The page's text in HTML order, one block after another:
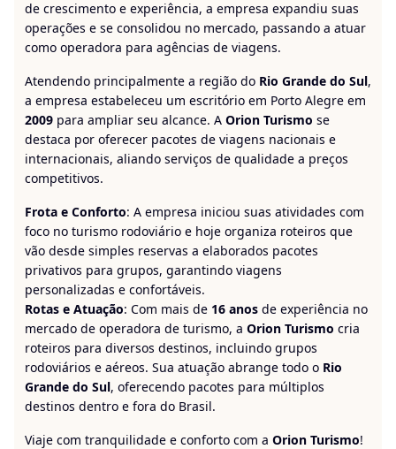
de crescimento e experiência, a empresa expandiu suas
operações e se consolidou no mercado, passando a atuar
como operadora para agências de viagens.
Atendendo principalmente a região do Rio Grande do Sul,
a empresa estabeleceu um escritório em Porto Alegre em
2009 para ampliar seu alcance. A Orion Turismo se
destaca por oferecer pacotes de viagens nacionais e
internacionais, aliando serviços de qualidade a preços
competitivos.
Frota e Conforto: A empresa iniciou suas atividades com
foco no turismo rodoviário e hoje organiza roteiros que
vão desde simples reservas a elaborados pacotes
privativos para grupos, garantindo viagens
personalizadas e confortáveis.
Rotas e Atuação: Com mais de 16 anos de experiência no
mercado de operadora de turismo, a Orion Turismo cria
roteiros para diversos destinos, incluindo grupos
rodoviários e aéreos. Sua atuação abrange todo o Rio
Grande do Sul, oferecendo pacotes para múltiplos
destinos dentro e fora do Brasil.
Viaje com tranquilidade e conforto com a Orion Turismo!